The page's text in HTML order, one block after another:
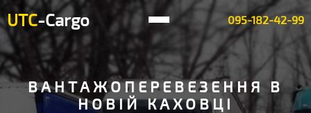
UTC-Cargo 095-182-42-99
ВАНТАЖОПЕРЕВЕЗЕННЯ В
НОВІЙ КАХОВЦІ